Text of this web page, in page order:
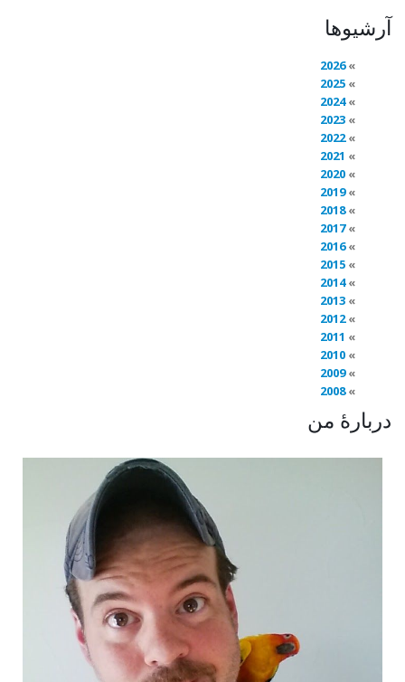
آرشیوها
2026
2025
2024
2023
2022
2021
2020
2019
2018
2017
2016
2015
2014
2013
2012
2011
2010
2009
2008
دربارهٔ من